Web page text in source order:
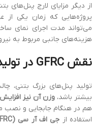
از دیگر مزایای لارج پنل‌های
پروژه‌هایی که زمان یکی از
می‌تواند مدت اجرای نمای
هزینه‌های جانبی مربوط به
نقش GFRC در تولید لارج پنل‌ها
تولید پنل‌های بزرگ بتنی،
بیشتر باشد،وزن آن نیز
هم در هنگام جابجایی و نصب
استفاده از جی اف آر سی (GFRC)